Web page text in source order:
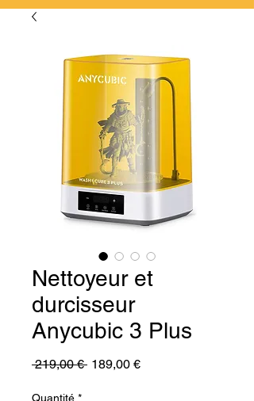
Nettoyeur et
durcisseur
Anycubic 3 Plus
219,00 € Prix
189,00 €Prix
Quantité *